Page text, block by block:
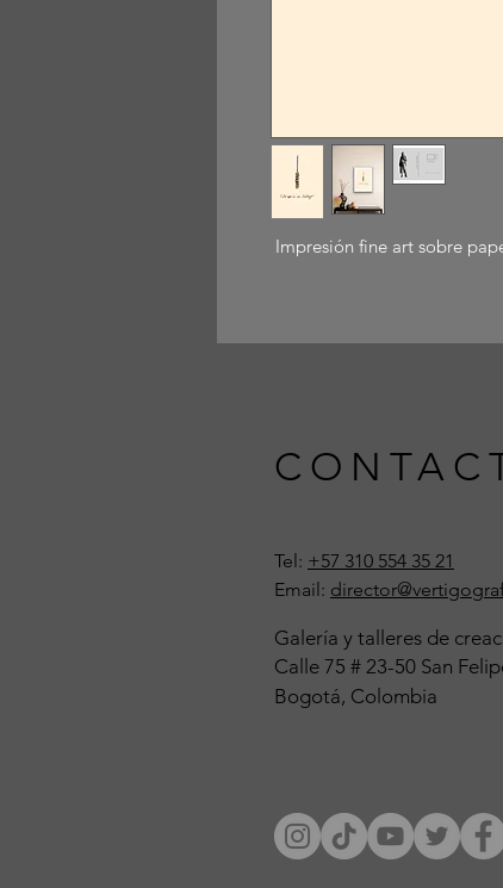
Impresión fine art sobre
Tel: +57 310 554 35 21
Email:
Galería y talleres de
Calle 75 # 23-50 San
Bogotá, Colombia